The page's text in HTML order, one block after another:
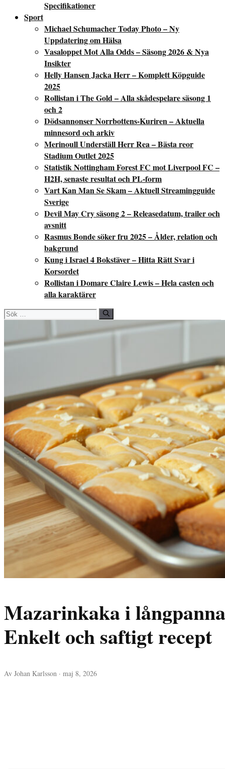
Specifikationer
Sport
Michael Schumacher Today Photo – Ny
Uppdatering om Hälsa
Vasaloppet Mot Alla Odds – Säsong 2026 & Nya
Insikter
Helly Hansen Jacka Herr – Komplett Köpguide
2025
Rollistan i The Gold – Alla skådespelare säsong 1
och 2
Dödsannonser Norrbottens-Kuriren – Aktuella
minnesord och arkiv
Merinoull Underställ Herr Rea – Bästa reor
Stadium Outlet 2025
Statistik Nottingham Forest FC mot Liverpool FC –
H2H, senaste resultat och PL-form
Vart Kan Man Se Skam – Aktuell Streamingguide
Sverige
Devil May Cry säsong 2 – Releasedatum, trailer och
avsnitt
Rasmus Bonde söker fru 2025 – Ålder, relation och
bakgrund
Kung i Israel 4 Bokstäver – Hitta Rätt Svar i
Korsordet
Rollistan i Domare Claire Lewis – Hela casten och
alla karaktärer
Sök
efter:
Mazarinkaka i
Enkelt och saftigt recept
Av Johan Karlsson · maj 8, 2026